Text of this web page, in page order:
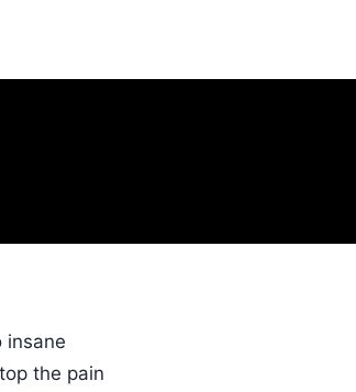
insane
the pain